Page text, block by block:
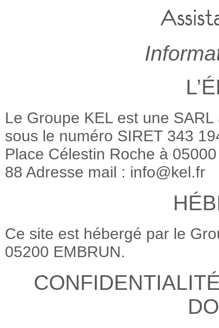
Le Groupe KEL est une
sous le numéro SIRET 343
Place Célestin Roche à
88 Adresse mail : info@kel.fr
Ce site est hébergé par le
05200 EMBRUN.